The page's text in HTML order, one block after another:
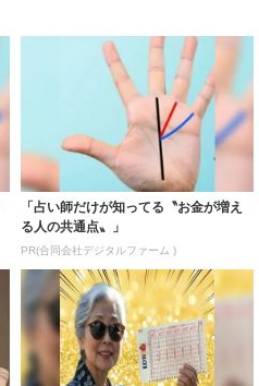
「占い師だけが知ってる〝お金が増え
る人の共通点〟」
PR(合同会社デジタルファーム )